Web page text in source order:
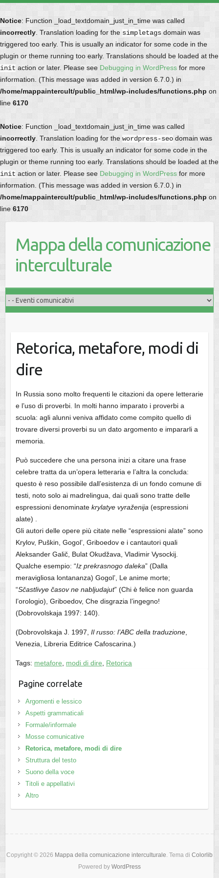
Notice: Function _load_textdomain_just_in_time was called
incorrectly . Translation loading for the simpletags domain was
triggered too early. This is usually an indicator for some code in the
plugin or theme running too early. Translations should be loaded at the
init action or later. Please see Debugging in WordPress for more
information. (This message was added in version 6.7.0.) in
/home/mappaintercult/public_html/wp-includes/functions.php on
line 6170
Notice: Function _load_textdomain_just_in_time was called
incorrectly . Translation loading for the wordpress-seo domain was
triggered too early. This is usually an indicator for some code in the
plugin or theme running too early. Translations should be loaded at the
init action or later. Please see Debugging in WordPress for more
information. (This message was added in version 6.7.0.) in
/home/mappaintercult/public_html/wp-includes/functions.php on
line 6170
Mappa della comunicazione
interculturale
Retorica, metafore, modi di
dire
In Russia sono molto frequenti le citazioni da opere letterarie
e l’uso di proverbi. In molti hanno imparato i proverbi a
scuola: agli alunni veniva affidato come compito quello di
trovare diversi proverbi su un dato argomento e impararli a
memoria.
Può succedere che una persona inizi a citare una frase
celebre tratta da un’opera letteraria e l’altra la concluda:
questo è reso possibile dall’esistenza di un fondo comune di
testi, noto solo ai madrelingua, dai quali sono tratte delle
espressioni denominate krylatye vyraženija (espressioni
alate) .
Gli autori delle opere più citate nelle “espressioni alate” sono
Krylov, Puškin, Gogol’, Griboedov e i cantautori quali
Aleksander Galič, Bulat Okudžava, Vladimir Vysockij.
Qualche esempio: “Iz prekrasnogo daleka” (Dalla
meravigliosa lontananza) Gogol’, Le anime morte;
“Sčastlivye časov ne nabljudajut” (Chi è felice non guarda
l’orologio), Griboedov, Che disgrazia l’ingegno!
(Dobrovolskaja 1997: 140).
(Dobrovolskaja J. 1997, Il russo: l’ABC della traduzione,
Venezia, Libreria Editrice Cafoscarina.)
Tags: metafore modi di dire Retorica
Pagine correlate
Argomenti e lessico
Aspetti grammaticali
Formale/informale
Mosse comunicative
Retorica, metafore, modi di dire
Struttura del testo
Suono della voce
Titoli e appellativi
Altro
Copyright © 2026 Mappa della comunicazione interculturale. Tema di Colorlib
Powered by WordPress